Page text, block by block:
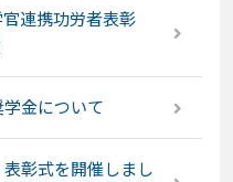
連携功労者表彰
金について
彰式を開催しまし